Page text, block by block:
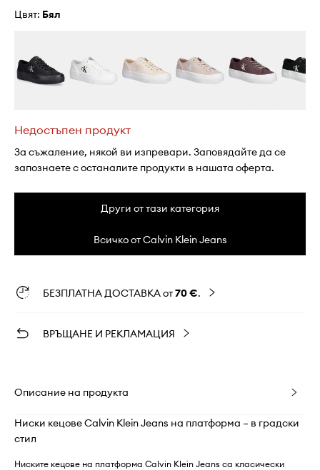
Цвят: бял
Недостъпен продукт
За съжаление, някой ви изпревари. Заповядайте да се
запознаете с останалите продукти в нашата оферта.
Други от тази категория
Всичко от Calvin Klein Jeans
БЕЗПЛАТНА ДОСТАВКА от70 €.
ВРЪЩАНЕ И РЕКЛАМАЦИЯ
Описание на продукта
Ниски кецове Calvin Klein Jeans на платформа – в градски
стил
Ниските кецове на платформа Calvin Klein Jeans са класически